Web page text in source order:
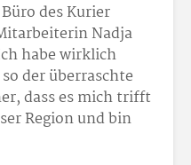
des Kurier
Nadja
habe wirklich
der überraschte
dass es mich trifft
Region und bin